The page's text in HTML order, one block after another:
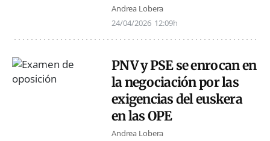
Andrea Lobera
24/04/2026 12:09h
PNV y PSE se enrocan en
la negociación por las
exigencias del euskera
en las OPE
Andrea Lobera